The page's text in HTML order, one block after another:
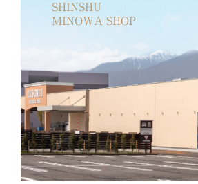
SHINSHU
MINOWA SHOP